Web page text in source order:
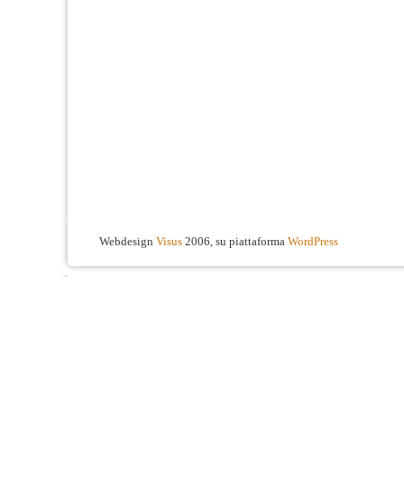
Webdesign Visus 2006, su piattaforma WordPress